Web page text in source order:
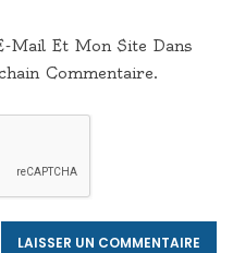
Mail Et Mon Site Dans
Commentaire.